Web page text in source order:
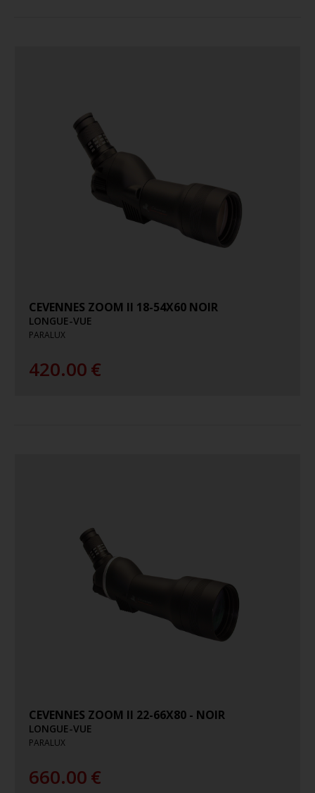
CEVENNES ZOOM II 18-54X60 NOIR
LONGUE-VUE
PARALUX
420.00€
CEVENNES ZOOM II 22-66X80 - NOIR
LONGUE-VUE
PARALUX
660.00€